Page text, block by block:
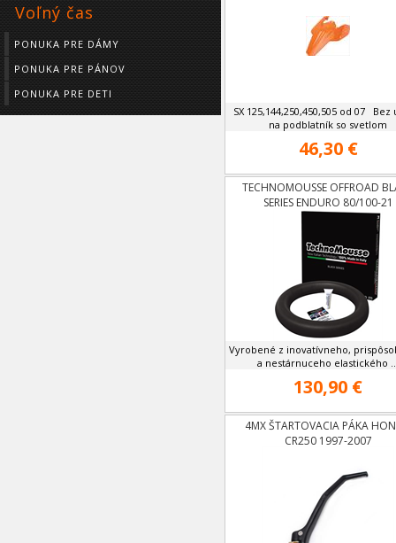
Voľný čas
PONUKA PRE DÁMY
PONUKA PRE PÁNOV
PONUKA PRE DETI
SX 125,144,250,450,505 od 07 Bez
na podblatník so svetlom
46,30 €
TECHNOMOUSSE OFFROAD
SERIES ENDURO 80/100-21
Vyrobené z inovatívneho,
a nestárnuceho elastického
130,90 €
4MX ŠTARTOVACIA PÁKA
CR250 1997-2007